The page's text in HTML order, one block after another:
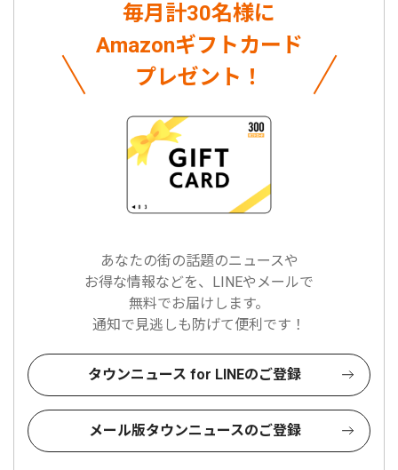
毎月計30名様に
Amazonギフトカード
プレゼント！
あなたの街の話題のニュースや
お得な情報などを、LINEやメールで
無料でお届けします。
通知で見逃しも防げて便利です！
タウンニュース for LINEのご登録
メール版タウンニュースのご登録